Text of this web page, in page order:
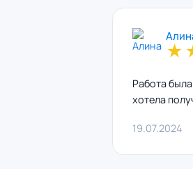
★
Работа
хотела
19.07.2024